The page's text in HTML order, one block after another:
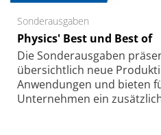
Sonderausgaben
Physics' Best und Best of
Die Sonder­ausgaben
übersichtlich neue
Anwendungen und bieten
Unternehmen ein